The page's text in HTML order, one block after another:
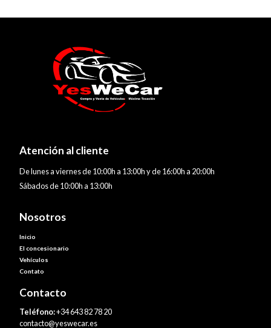
Atención al cliente
De lunes a viernes de 10:00h a 13:00h y de 16:00h a 20:00h
Sábados de 10:00h a 13:00h
Nosotros
Inicio
El concesionario
Vehículos
Contato
Contacto
Teléfono:+34 643 82 78 20
contacto@yeswecar.es